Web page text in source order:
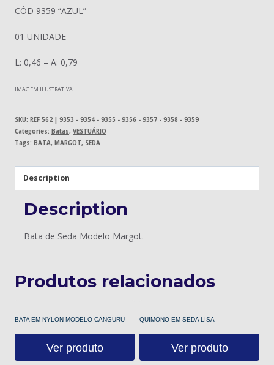
CÓD 9359 “AZUL”
01 UNIDADE
L: 0,46 – A: 0,79
IMAGEM ILUSTRATIVA
SKU: REF 562 | 9353 - 9354 - 9355 - 9356 - 9357 - 9358 - 9359
Categories: Batas, VESTUÁRIO
Tags: BATA, MARGOT, SEDA
Description
Description
Bata de Seda Modelo Margot.
Produtos relacionados
BATA EM NYLON MODELO CANGURU
Ver produto
QUIMONO EM SEDA LISA
Ver produto